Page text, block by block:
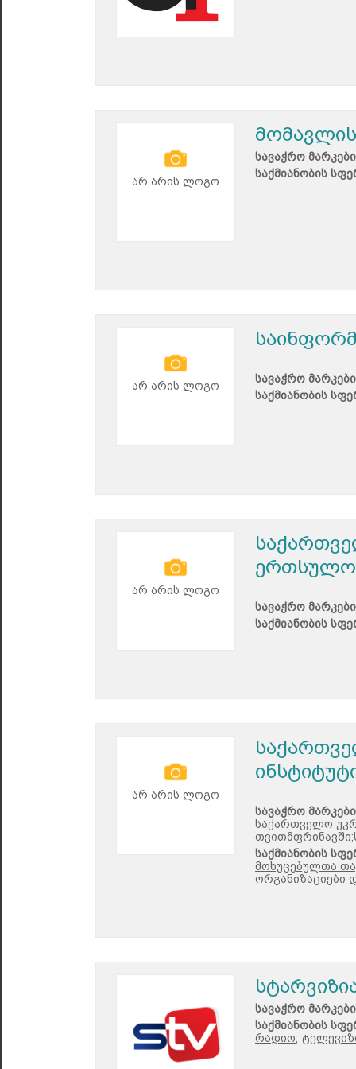
არ არის ლოგო
სავაჭრო
საქმიანობის
არ არის ლოგო
სავაჭრო
საქმიანობის
არ არის ლოგო
სავაჭრო
საქმიანობის
არ არის ლოგო
სავაჭრო
საქართველო
საქმიანობის
მოხუცებულთა
ორგანიზაციები
სავაჭრო
საქმიანობის
რადიო;